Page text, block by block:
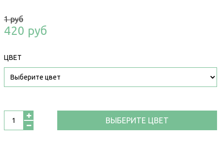
1 руб
420 руб
ЦВЕТ
ВЫБЕРИТЕ ЦВЕТ